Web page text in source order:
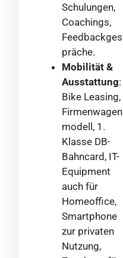
Schulungen,
Coachings,
Feedbackges
präche.
Mobilität &
Ausstattung:
Bike Leasing,
Firmenwagen
modell, 1.
Klasse DB-
Bahncard, IT-
Equipment
auch für
Homeoffice,
Smartphone
zur privaten
Nutzung,